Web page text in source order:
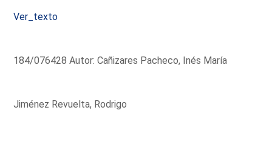
Ver_texto
184/076428 Autor: Cañizares Pacheco, Inés María
Jiménez Revuelta, Rodrigo